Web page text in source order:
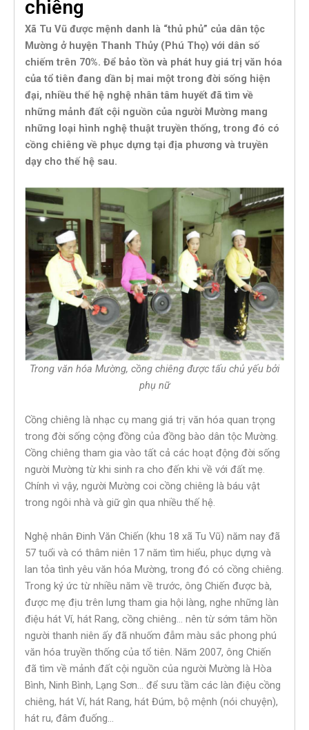
chiêng
Xã Tu Vũ được mệnh danh là “thủ phủ” của dân tộc
Mường ở huyện Thanh Thủy (Phú Thọ) với dân số
chiếm trên 70%. Để bảo tồn và phát huy giá trị văn hóa
của tổ tiên đang dần bị mai một trong đời sống hiện
đại, nhiều thế hệ nghệ nhân tâm huyết đã tìm về
những mảnh đất cội nguồn của người Mường mang
những loại hình nghệ thuật truyền thống, trong đó có
cồng chiêng về phục dựng tại địa phương và truyền
dạy cho thế hệ sau.
Trong văn hóa Mường, cồng chiêng được tấu chủ yếu bởi
phụ nữ
Cồng chiêng là nhạc cụ mang giá trị văn hóa quan trọng
trong đời sống cộng đồng của đồng bào dân tộc Mường.
Cồng chiêng tham gia vào tất cả các hoạt động đời sống
người Mường từ khi sinh ra cho đến khi về với đất mẹ.
Chính vì vậy, người Mường coi cồng chiêng là báu vật
trong ngôi nhà và giữ gìn qua nhiều thế hệ.
Nghệ nhân Đinh Văn Chiến (khu 18 xã Tu Vũ) năm nay đã
57 tuổi và có thâm niên 17 năm tìm hiểu, phục dựng và
lan tỏa tình yêu văn hóa Mường, trong đó có cồng chiêng.
Trong ký ức từ nhiều năm về trước, ông Chiến được bà,
được mẹ địu trên lưng tham gia hội làng, nghe những làn
điệu hát Ví, hát Rang, cồng chiêng… nên từ sớm tâm hồn
người thanh niên ấy đã nhuốm đẫm màu sắc phong phú
văn hóa truyền thống của tổ tiên. Năm 2007, ông Chiến
đã tìm về mảnh đất cội nguồn của người Mường là Hòa
Bình, Ninh Bình, Lạng Sơn… để sưu tầm các làn điệu cồng
chiêng, hát Ví, hát Rang, hát Đúm, bộ mệnh (nói chuyện),
hát ru, đâm đuống…